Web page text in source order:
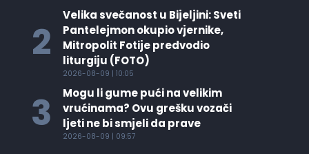
2
Velika svečanost u Bijeljini: Sveti
Pantelejmon okupio vjernike,
Mitropolit Fotije predvodio
liturgiju (FOTO)
2026-08-09 | 10:05
3
Mogu li gume pući na velikim
vrućinama? Ovu grešku vozači
ljeti ne bi smjeli da prave
2026-08-09 | 09:57